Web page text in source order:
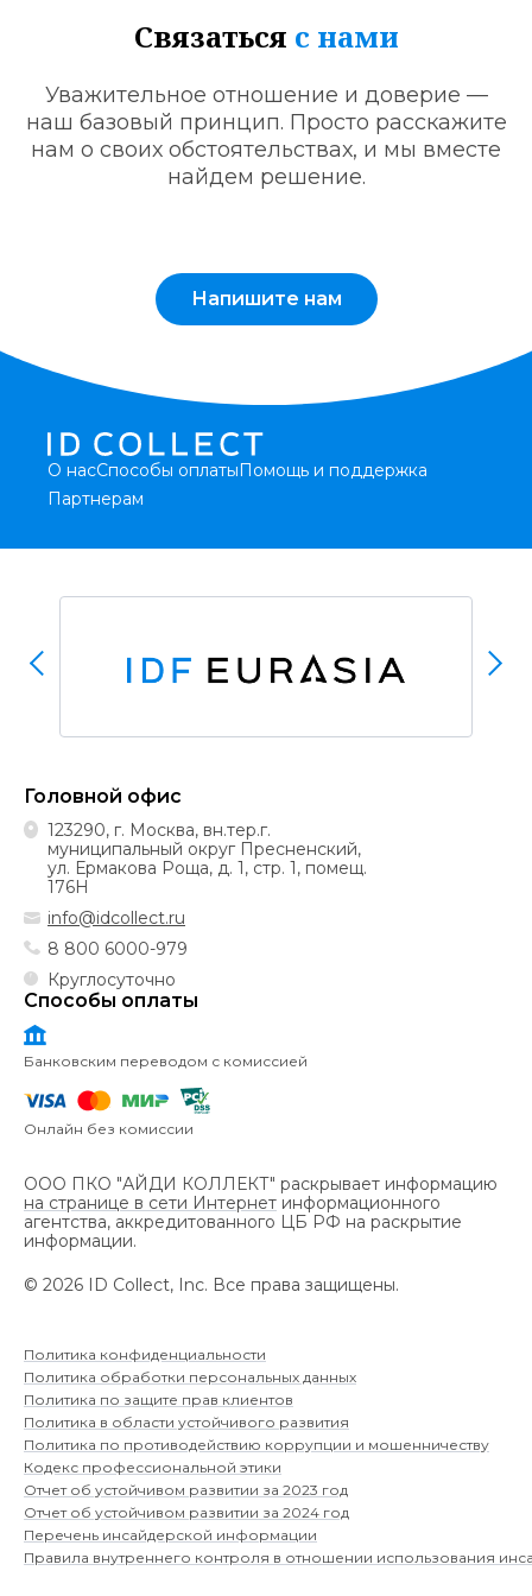
Связаться с нами
Уважительное отношение и доверие —
наш базовый принцип. Просто расскажите
нам о своих обстоятельствах, и мы вместе
найдем решение.
Напишите нам
О насСпособы оплатыПомощь и поддержка
Партнерам
Головной офис
123290, г. Москва, вн.тер.г.
муниципальный округ Пресненский,
ул. Ермакова Роща, д. 1, стр. 1, помещ.
176Н
info@idcollect.ru
8 800 6000-979
Круглосуточно
Способы оплаты
Банковским переводом с комиссией
Онлайн без комиссии
ООО ПКО "АЙДИ КОЛЛЕКТ" раскрывает информацию
на странице в сети Интернет информационного
агентства, аккредитованного ЦБ РФ на раскрытие
информации.
© 2026 ID Collect, Inc. Все права защищены.
Политика конфиденциальности
Политика обработки персональных данных
Политика по защите прав клиентов
Политика в области устойчивого развития
Политика по противодействию коррупции и мошенничеству
Кодекс профессиональной этики
Отчет об устойчивом развитии за 2023 год
Отчет об устойчивом развитии за 2024 год
Перечень инсайдерской информации
Правила внутреннего контроля в отношении использования